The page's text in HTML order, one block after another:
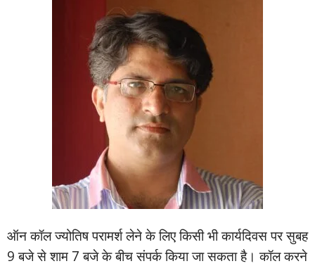
ऑन कॉल ज्‍योतिष परामर्श लेने के लिए किसी भी कार्यदिवस पर सुबह
9 बजे से शाम 7 बजे के बीच संपर्क किया जा सकता है। कॉल करने